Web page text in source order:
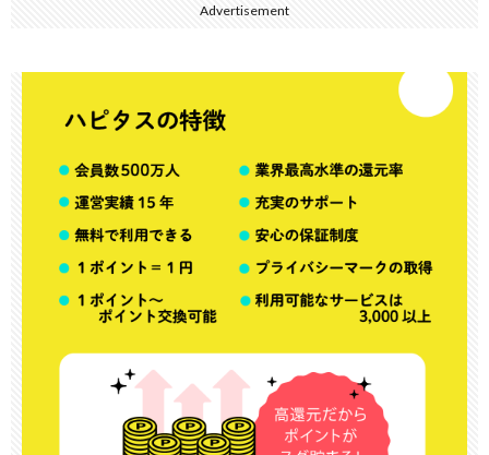
Advertisement